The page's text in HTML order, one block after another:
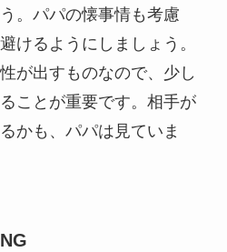
。パパの懐事情も考慮
けるようにしましょう。
が出すものなので、少し
ことが重要です。相手が
かも、パパは見ていま